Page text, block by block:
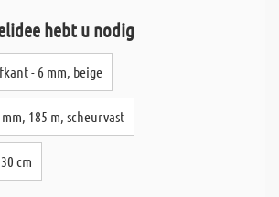
hebt u nodig
- 6 mm, beige
185 m, scheurvast
cm